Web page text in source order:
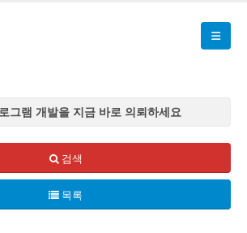
그램 개발을 지금 바로 의뢰하세요
그램 개발을 지금 바로 의뢰하세요
그램 개발을 지금 바로 의뢰하세요
그램 개발을 지금 바로 의뢰하세요
검색
목록